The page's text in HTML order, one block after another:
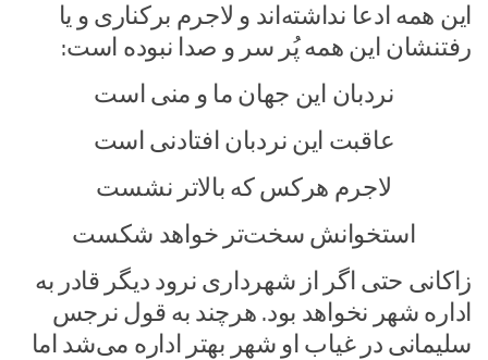
این همه ادعا نداشته‌اند و لاجرم برکناری و یا
رفتنشان این همه پُر سر و صدا نبوده است:
نردبان این جهان ما و منی است
عاقبت این نردبان افتادنی است
لاجرم هرکس که بالاتر نشست
استخوانش سخت‌تر خواهد شکست
زاکانی حتی اگر از شهرداری نرود دیگر قادر به
اداره شهر نخواهد بود. هرچند به قول نرجس
سلیمانی در غیاب او شهر بهتر اداره می‌شد اما